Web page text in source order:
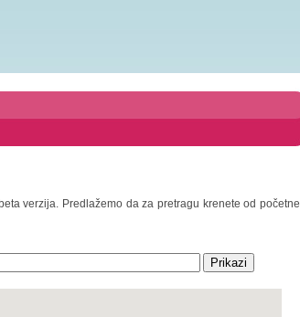
verzija. Predlažemo da za pretragu krenete od početne